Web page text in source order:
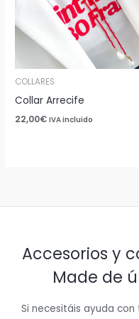
COLLARES
Collar Arrecife
22,00€ IVA incluido
Accesorios y
Made de
Si necesitáis ayuda